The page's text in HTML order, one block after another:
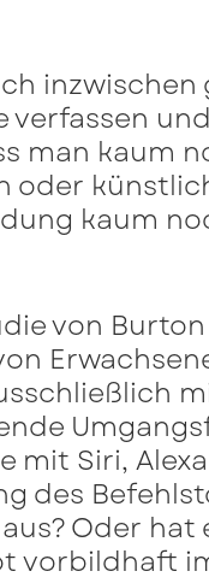
verfassen
man kaum
oder
kaum
von
mit Siri,
des
Oder
vorbildhaft